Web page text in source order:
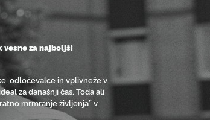
vesne za najboljši
odločevalce in vplivneže v
za današnji čas. Toda ali
mrmranje življenja” v